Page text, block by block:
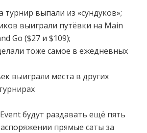
турнир выпали из «сундуков»;
выиграли путёвки на Main
Go ($27 и $109);
тоже самое в ежедневных
выиграли места в других
будут раздавать ещё пять
прямые саты за